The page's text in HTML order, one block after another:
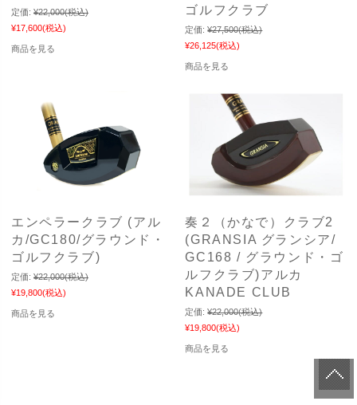
定価: ¥22,000(税込)
¥17,600(税込)
商品を見る
ゴルフクラブ
定価: ¥27,500(税込)
¥26,125(税込)
商品を見る
エンペラークラブ (アル
カ/GC180/グラウンド・
ゴルフクラブ)
定価: ¥22,000(税込)
¥19,800(税込)
商品を見る
奏２（かなで）クラブ2
(GRANSIA グランシア/
GC168 / グラウンド・ゴ
ルフクラブ)アルカ
KANADE CLUB
定価: ¥22,000(税込)
¥19,800(税込)
商品を見る